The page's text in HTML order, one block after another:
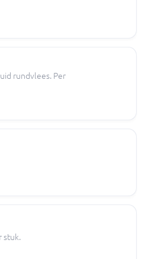
rundvlees. Per
stuk.